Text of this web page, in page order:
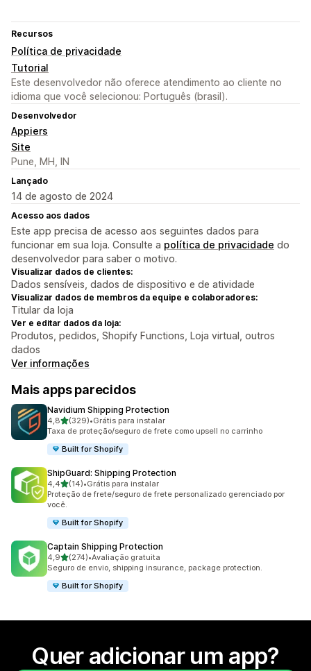
Recursos
Política de privacidade
Tutorial
Este desenvolvedor não oferece atendimento ao cliente no
idioma que você selecionou: Português (brasil).
Desenvolvedor
Appiers
Site
Pune, MH, IN
Lançado
14 de agosto de 2024
Acesso aos dados
Este app precisa de acesso aos seguintes dados para
funcionar em sua loja. Consulte a política de privacidade do
desenvolvedor para saber o motivo.
Visualizar dados de clientes:
Dados sensíveis, dados de dispositivo e de atividade
Visualizar dados de membros da equipe e colaboradores:
Titular da loja
Ver e editar dados da loja:
Produtos, pedidos, Shopify Functions, Loja virtual, outros
dados
Ver informações
Mais apps parecidos
Navidium Shipping Protection
4,8de 5 estrelas
(329)
329 avaliações ao todo
•Grátis para instalar
Taxa de proteção/seguro de frete como upsell no carrinho
Built for Shopify
ShipGuard: Shipping Protection
4,4de 5 estrelas
(14)
14 avaliações ao todo
•Grátis para instalar
Proteção de frete/seguro de frete personalizado gerenciado por
você.
Built for Shopify
Captain Shipping Protection
4,9de 5 estrelas
(274)
274 avaliações ao todo
•Avaliação gratuita
Seguro de envio, shipping insurance, package protection.
Built for Shopify
Quer adicionar um app?